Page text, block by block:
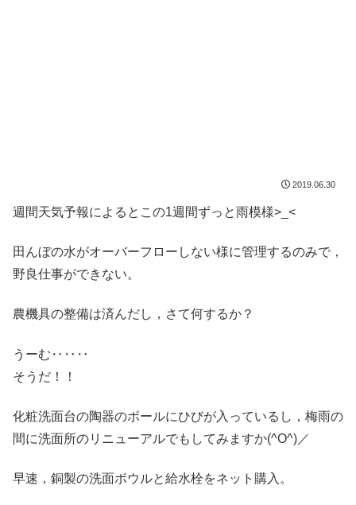
2019.06.30
週間天気予報によるとこの1週間ずっと雨模様>_<
田んぼの水がオーバーフローしない様に管理するのみで，
野良仕事ができない。
農機具の整備は済んだし，さて何するか？
うーむ‥‥‥
そうだ！！
化粧洗面台の陶器のボールにひびが入っているし，梅雨の
間に洗面所のリニューアルでもしてみますか(^O^)／
早速，銅製の洗面ボウルと給水栓をネット購入。